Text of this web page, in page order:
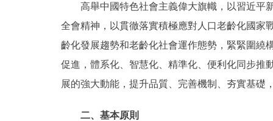
高舉中國特色社會主義偉大旗幟，以習近平新
全會精神，以貫徹落實積極應對人口老齡化國家
齡化發展趨勢和老齡化社會運作態勢，緊緊圍繞
促進，體系化、智慧化、精準化、便利化同步推
展的強大動能，提升品質、完善機制、夯實基礎
二、基本原則